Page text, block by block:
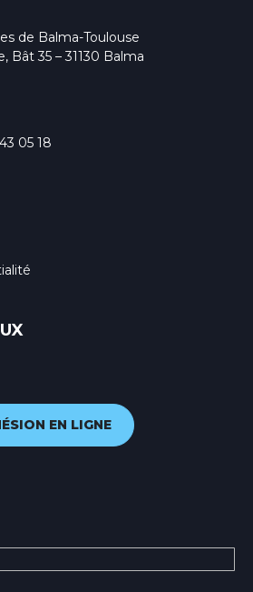
de Balma-Toulouse
Bât 35 – 31130 Balma
05 18
EN LIGNE